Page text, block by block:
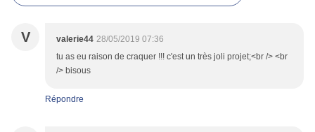
V valerie44 28/05/2019 07:36
tu as eu raison de craquer !!! c'est un très joli projet;<br /> <br
/> bisous
Répondre